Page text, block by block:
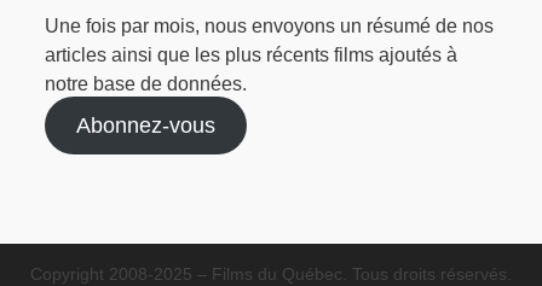
Une fois par mois, nous envoyons un résumé de nos
articles ainsi que les plus récents films ajoutés à
notre base de données.
Abonnez-vous
Copyright 2008-2025 – Films du Québec. Tous droits réservés.